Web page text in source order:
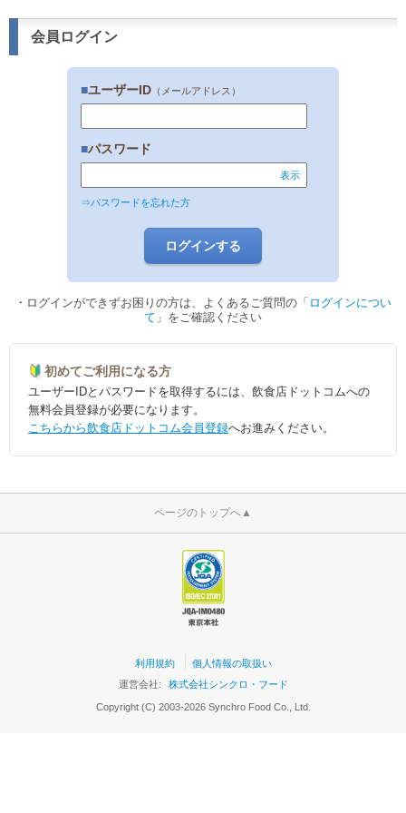
会員ログイン
■ユーザーID （メールアドレス）
■パスワード
表示
⇒パスワードを忘れた方
・ログインができずお困りの方は、よくあるご質問の「 ログインについ
て 」をご確認ください
初めてご利用になる方
ユーザーIDとパスワードを取得するには、飲食店ドットコムへの
無料会員登録が必要になります。
こちらから飲食店ドットコム会員登録へお進みください。
ページのトップへ▲
利用規約
個人情報の取扱い
運営会社:
株式会社シンクロ・フード
Copyright (C) 2003-2026 Synchro Food Co., Ltd.